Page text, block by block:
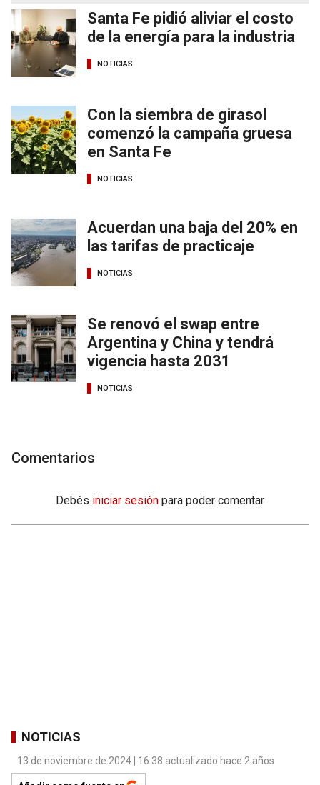
Santa Fe pidió aliviar el costo
de la energía para la industria
NOTICIAS
Con la siembra de girasol
comenzó la campaña gruesa
en Santa Fe
NOTICIAS
Acuerdan una baja del 20% en
las tarifas de practicaje
NOTICIAS
Se renovó el swap entre
Argentina y China y tendrá
vigencia hasta 2031
NOTICIAS
Comentarios
Debés iniciar sesión para poder comentar
NOTICIAS
13 de noviembre de 2024 | 16:38 actualizado hace 2 años